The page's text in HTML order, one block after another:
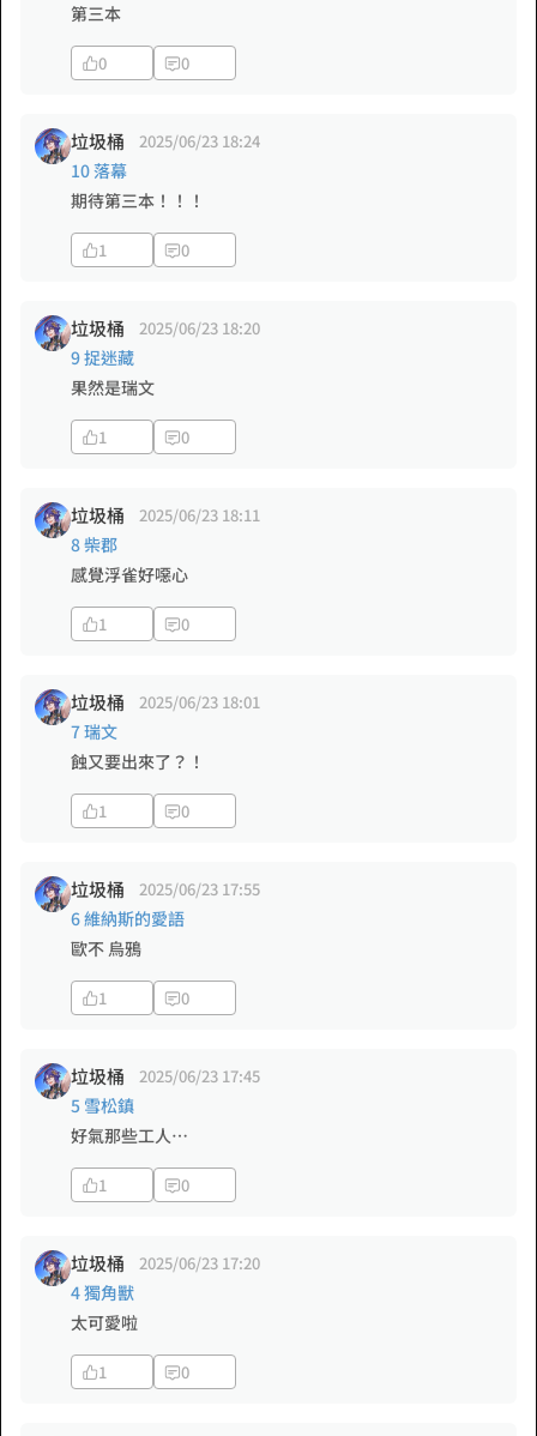
第三本
0 0
垃圾桶 2025/06/23 18:24
10 落幕
期待第三本！！！
1 0
垃圾桶 2025/06/23 18:20
9 捉迷藏
果然是瑞文
1 0
垃圾桶 2025/06/23 18:11
8 柴郡
感覺浮雀好噁心
1 0
垃圾桶 2025/06/23 18:01
7 瑞文
蝕又要出來了？！
1 0
垃圾桶 2025/06/23 17:55
6 維納斯的愛語
歐不 烏鴉
1 0
垃圾桶 2025/06/23 17:45
5 雪松鎮
好氣那些工人…
1 0
垃圾桶 2025/06/23 17:20
4 獨角獸
太可愛啦
1 0